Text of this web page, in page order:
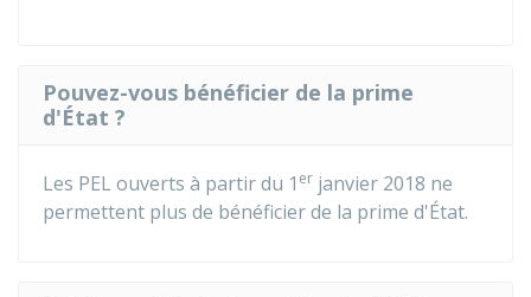
Pouvez-vous bénéficier de la prime
d'État ?
Les PEL ouverts à partir du 1 er janvier 2018 ne
permettent plus de bénéficier de la prime d'État.